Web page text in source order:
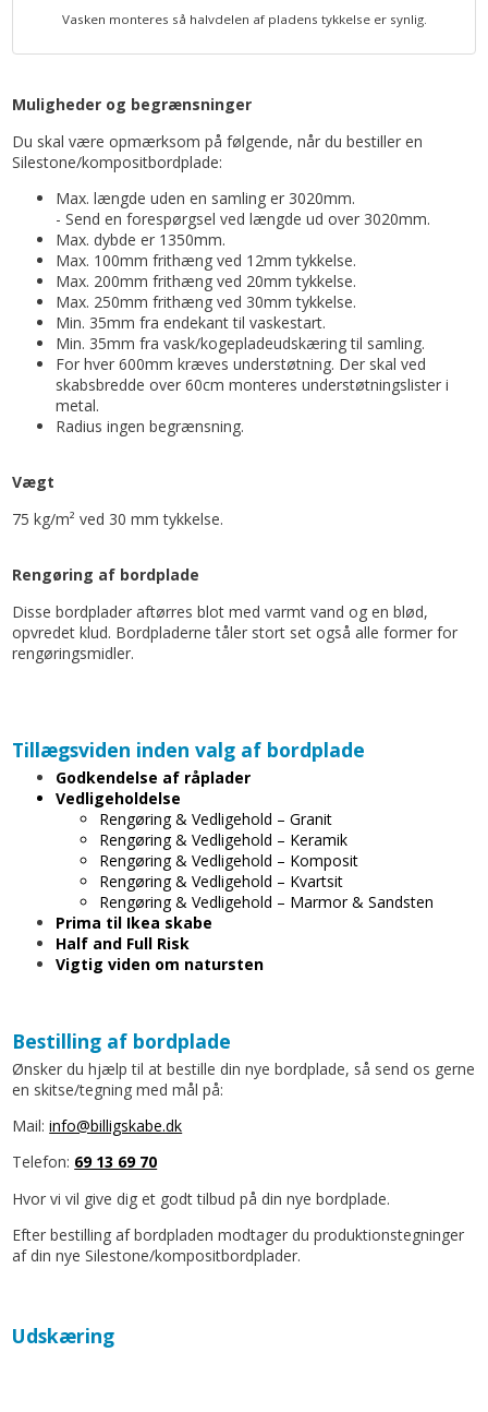
Vasken monteres så halvdelen af pladens tykkelse er synlig.
Muligheder og begrænsninger
Du skal være opmærksom på følgende, når du bestiller en
Silestone/kompositbordplade:
Max. længde uden en samling er 3020mm.
- Send en forespørgsel ved længde ud over 3020mm.
Max. dybde er 1350mm.
Max. 100mm frithæng ved 12mm tykkelse.
Max. 200mm frithæng ved 20mm tykkelse.
Max. 250mm frithæng ved 30mm tykkelse.
Min. 35mm fra endekant til vaskestart.
Min. 35mm fra vask/kogepladeudskæring til samling.
For hver 600mm kræves understøtning. Der skal ved
skabsbredde over 60cm monteres understøtningslister i
metal.
Radius ingen begrænsning.
Vægt
75 kg/m² ved 30 mm tykkelse.
Rengøring af bordplade
Disse bordplader aftørres blot med varmt vand og en blød,
opvredet klud. Bordpladerne tåler stort set også alle former for
rengøringsmidler.
Tillægsviden inden valg af bordplade
Godkendelse af råplader
Vedligeholdelse
Rengøring & Vedligehold – Granit
Rengøring & Vedligehold – Keramik
Rengøring & Vedligehold – Komposit
Rengøring & Vedligehold – Kvartsit
Rengøring & Vedligehold – Marmor & Sandsten
Prima til Ikea skabe
Half and Full Risk
Vigtig viden om natursten
Bestilling af bordplade
Ønsker du hjælp til at bestille din nye bordplade, så send os gerne
en skitse/tegning med mål på:
Mail:info@billigskabe.dk
Telefon: 69 13 69 70
Hvor vi vil give dig et godt tilbud på din nye bordplade.
Efter bestilling af bordpladen modtager du produktionstegninger
af din nye Silestone/kompositbordplader.
Udskæring